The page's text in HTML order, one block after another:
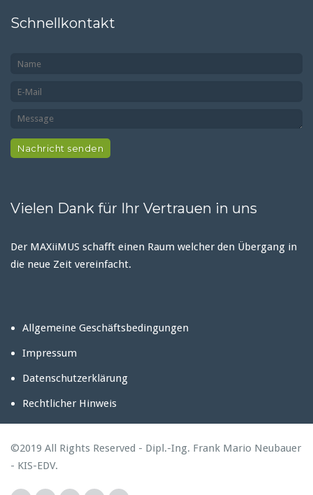
Schnellkontakt
Vielen Dank für Ihr Vertrauen in uns
Der MAXiiMUS schafft einen Raum welcher den Übergang in
die neue Zeit vereinfacht.
Allgemeine Geschäftsbedingungen
Impressum
Datenschutzerklärung
Rechtlicher Hinweis
©2019 All Rights Reserved - Dipl.-Ing. Frank Mario Neubauer
- KIS-EDV.